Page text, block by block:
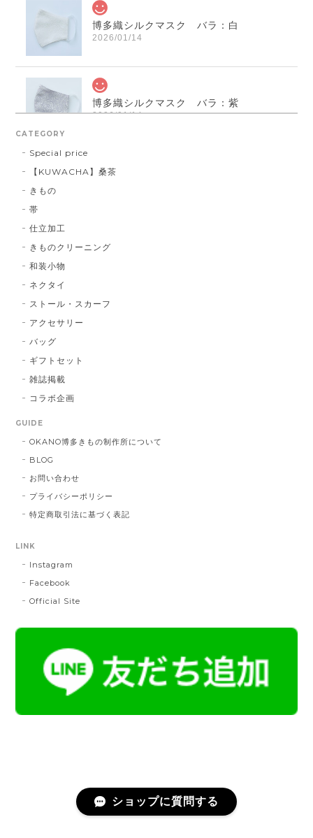
博多織シルクマスク バラ：白
2026/01/14
博多織シルクマスク バラ：紫
2026/01/14
2025/05/26
2024/11/30
帯締 二分紐：鼡
NN：鼡
ださり、対応の早さにも感謝です。 素敵なお品をあり
がとうございました。
CATEGORY
Special price
【KUWACHA】桑茶
きもの
帯
仕立加工
きものクリーニング
和装小物
ネクタイ
ストール・スカーフ
アクセサリー
バッグ
ギフトセット
雑誌掲載
コラボ企画
GUIDE
OKANO博多きもの制作所について
BLOG
お問い合わせ
プライバシーポリシー
特定商取引法に基づく表記
LINK
Instagram
Facebook
Official Site
ショップに質問する